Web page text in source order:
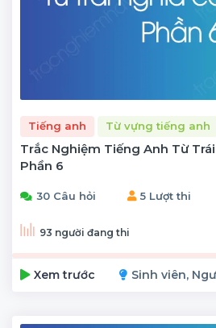
Tiếng anh Từ vựng tiếng anh
Trắc Nghiệm Tiếng Anh Từ
Phần 6
30 Câu hỏi 5 Lượt thi
93 người đang thi
Xem trước Sinh viên,